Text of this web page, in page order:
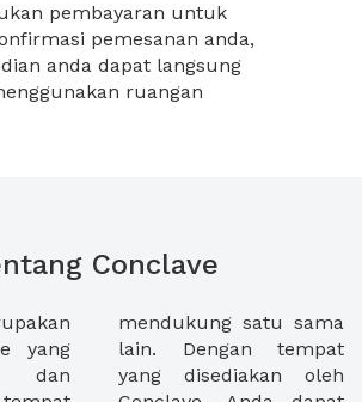
pembayaran untuk
pemesanan anda,
anda dapat langsung
ruangan
Conclave
yang
dan
sama
oleh